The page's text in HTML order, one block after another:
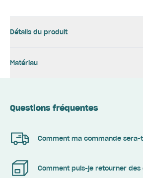
Détails du produit
Matériau
Questions fréquentes
Comment ma commande sera-
Comment puis-je retourner des